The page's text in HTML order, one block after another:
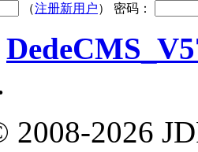
（注册新用户） 密码：
2008-2026